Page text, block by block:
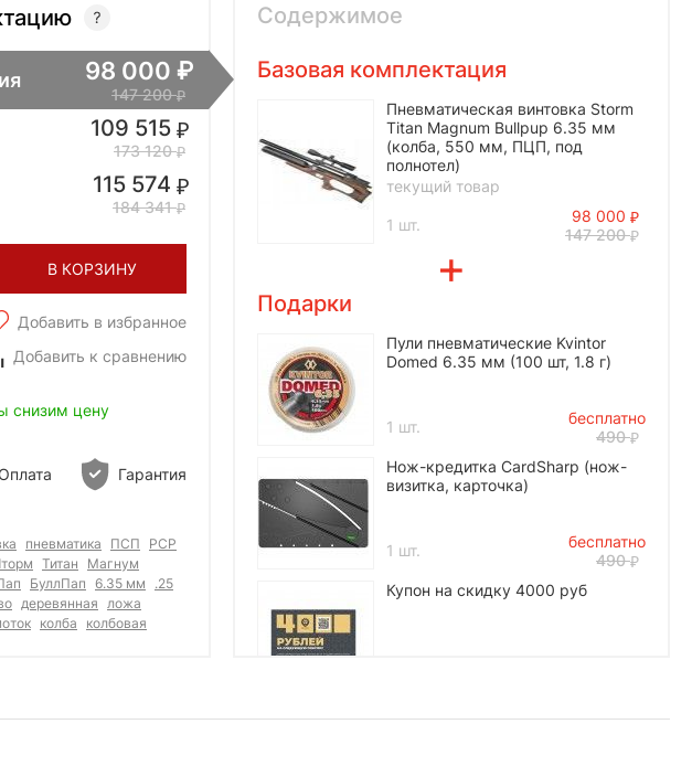
98 000
147 200
109 515
173 120
115 574
184 341
В КОРЗИНУ
Добавить в избранное
Добавить к сравнению
снизим цену
Гарантия
пневматика ПСП
PCP
Титан
Магнум
БуллПап 6.35 мм
.25
деревянная
ложа
колба колбовая
Содержимое
Базовая комплектация
Пневматическая винтовка Storm
Titan Magnum Bullpup 6.35 мм
(колба, 550 мм, ПЦП, под
полнотел)
текущий товар
1 шт.
98 000
147 200
Подарки
Пули пневматические Kvintor
Domed 6.35 мм (100 шт, 1.8 г)
1 шт.
бесплатно
490
Нож-кредитка CardSharp (нож-
визитка, карточка)
1 шт.
бесплатно
490
Купон на скидку 4000 руб
*количество подарков ограничено